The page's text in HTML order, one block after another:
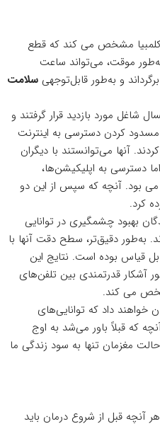
کلمبیا مشخص می کند که قطع
موقت، می‌تواند ساعت
سلامت
شاغل مورد بازدید قرار گرفتند و
مسدود کردن دسترسی به اینترنت
آنها می‌توانستند با دیگران
دسترسی به اپلیکیشن‌ها،
می بود. آنچه که سپس از این دو
کرد.
بهبود چشمگیری در توانایی
به‌طور دقیق‌تر، سطح دقت آنها با
قیاس بوده است. نتایج این
آشکار قدرتمندی بین تلفن‌های
می کند.
خواهند داد که توانایی‌های
که قبلاً باور می‌شد به اوج
مغزمان تنها به سود زندگی ما
آنچه قبل از شروع درمان باید